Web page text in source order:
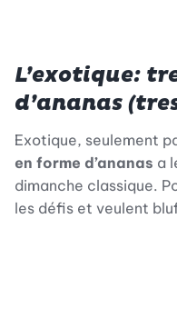
L’exotique:
d’ananas
Exotique, seulement
en forme d’ananas a
dimanche classique.
les défis et veulent